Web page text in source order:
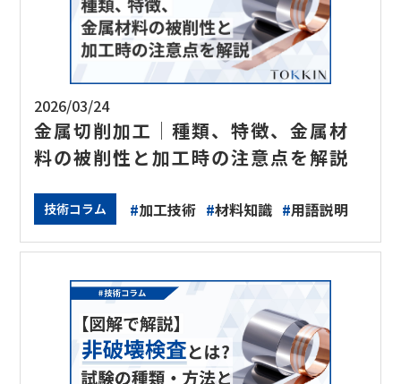
2026/03/24
金属切削加工│種類、特徴、金属材
料の被削性と加工時の注意点を解説
技術コラム #加工技術 #材料知識 #用語説明